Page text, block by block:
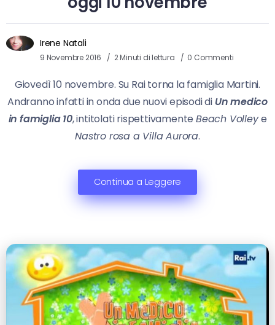
Irene Natali
9 Novembre 2016 2 Minuti di lettura 0 Commenti
Giovedì 10 novembre. Su Rai torna la famiglia Martini.
Andranno infatti in onda due nuovi episodi di Un medico
in famiglia 10, intitolati rispettivamenteBeach Volleye
Nastro rosa a Villa Aurora.
Continua a Leggere